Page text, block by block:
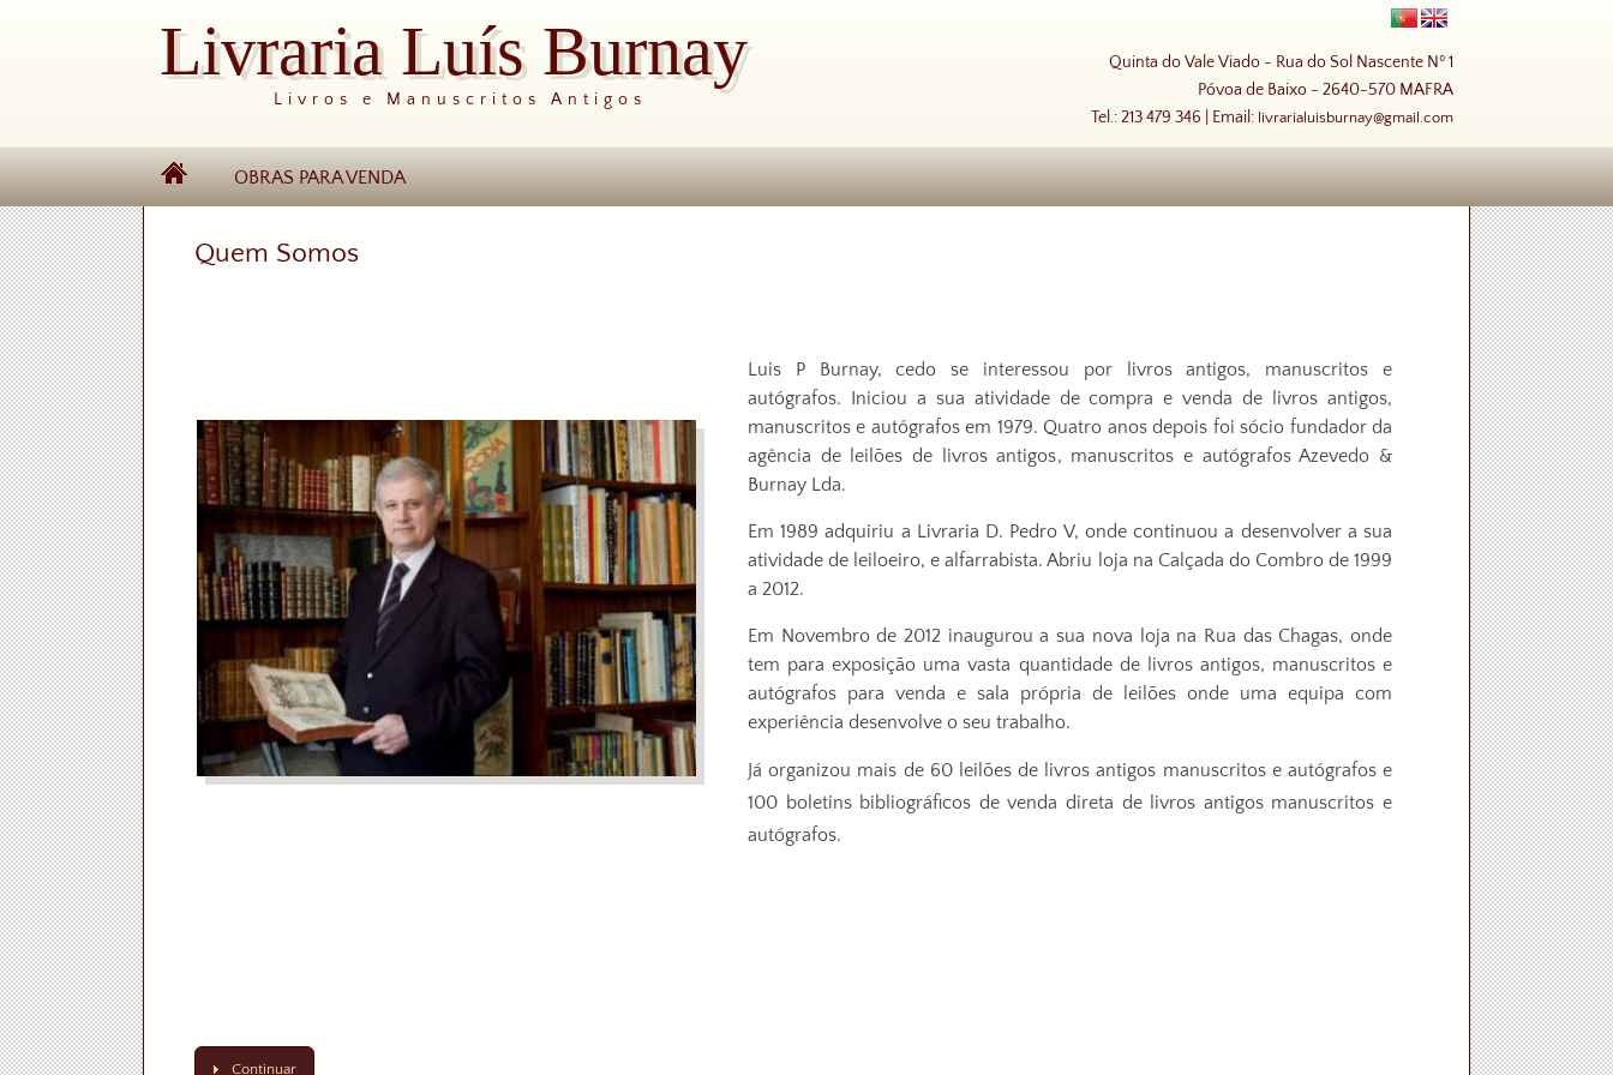
Livraria Luís Burnay
Livros e Manuscritos Antigos
Quinta do Vale Viado - Rua do Sol Nascente Nº 1
Póvoa de Baixo - 2640-570 MAFRA
Tel.: 213 479 346 | Email: livrarialuisburnay@gmail.com
OBRAS PARA VENDA
Quem Somos
Luis P Burnay, cedo se interessou por livros antigos, manuscritos e
autógrafos. Iniciou a sua atividade de compra e venda de livros antigos,
manuscritos e autógrafos em 1979. Quatro anos depois foi sócio fundador da
agência de leilões de livros antigos, manuscritos e autógrafos Azevedo &
Burnay Lda.
Em 1989 adquiriu a Livraria D. Pedro V, onde continuou a desenvolver a sua
atividade de leiloeiro, e alfarrabista. Abriu loja na Calçada do Combro de 1999
a 2012.
Em Novembro de 2012 inaugurou a sua nova loja na Rua das Chagas, onde
tem para exposição uma vasta quantidade de livros antigos, manuscritos e
autógrafos para venda e sala própria de leilões onde uma equipa com
experiência desenvolve o seu trabalho.
Já organizou mais de 60 leilões de livros antigos manuscritos e autógrafos e
100 boletins bibliográficos de venda direta de livros antigos manuscritos e
autógrafos.
Continuar